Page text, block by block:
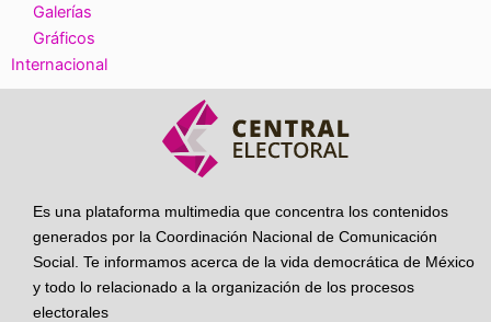
Galerías
Gráficos
Internacional
Es una plataforma multimedia que concentra los contenidos
generados por la Coordinación Nacional de Comunicación
Social. Te informamos acerca de la vida democrática de México
y todo lo relacionado a la organización de los procesos
electorales